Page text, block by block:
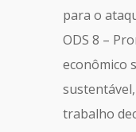
para o
ODS 8 –
econômico
trabalho